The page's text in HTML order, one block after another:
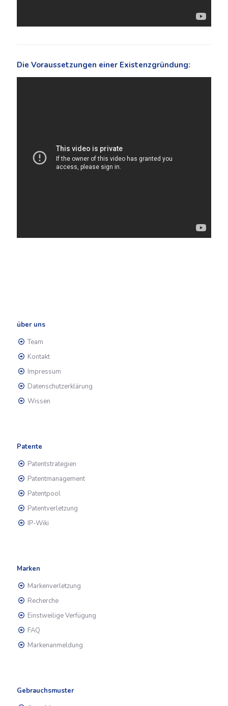
Die Voraussetzungen einer Existenzgründung:
über uns
Team
Kontakt
Impressum
Datenschutzerklärung
Wissen
Patente
Patentstrategien
Patentmanagement
Patentpool
Patentverletzung
IP-Wiki
Marken
Markenverletzung
Recherche
Einstweilige Verfügung
FAQ
Markenanmeldung
Gebrauchsmuster